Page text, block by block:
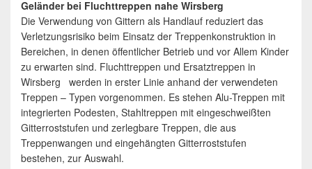
Geländer bei Fluchttreppen nahe Wirsberg
Die Verwendung von Gittern als Handlauf reduziert das
Verletzungsrisiko beim Einsatz der Treppenkonstruktion in
Bereichen, in denen öffentlicher Betrieb und vor Allem Kinder
zu erwarten sind. Fluchttreppen und Ersatztreppen in
Wirsberg werden in erster Linie anhand der verwendeten
Treppen – Typen vorgenommen. Es stehen Alu-Treppen mit
integrierten Podesten, Stahltreppen mit eingeschweißten
Gitterroststufen und zerlegbare Treppen, die aus
Treppenwangen und eingehängten Gitterroststufen
bestehen, zur Auswahl.